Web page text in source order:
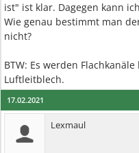
ist" ist klar. Dagegen kann
Wie genau bestimmt man
nicht?
BTW: Es werden
Luftleitblech.
17.02.2021
Lexmaul